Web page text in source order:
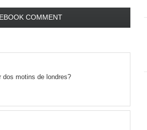
COMMENT
dos motins de londres?